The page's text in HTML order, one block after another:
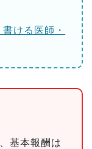
ける医師・
基本報酬は